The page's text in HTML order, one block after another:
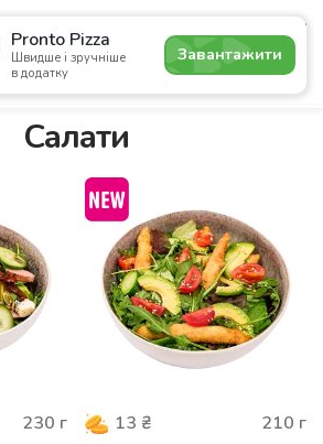
Pronto Pizza
Швидше і зручніше
в додатку
Завантажити
4.9
Суші Сети Бургери Комбо
Салати
230 г 13 ₴ 210 г